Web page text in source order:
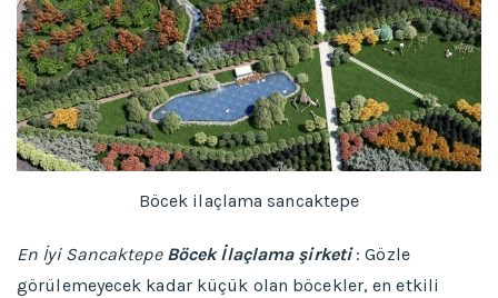
Böcek ilaçlama sancaktepe
En İyi Sancaktepe Böcek İlaçlama şirketi: Gözle
görülemeyecek kadar küçük olan böcekler, en etkili